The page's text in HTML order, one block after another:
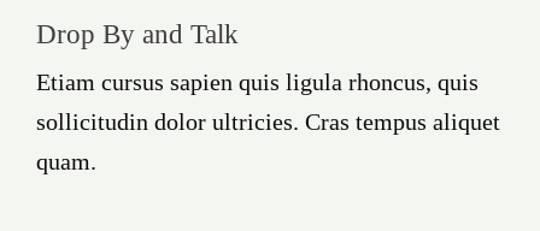
Drop By and Talk
Etiam cursus sapien quis ligula rhoncus, quis
sollicitudin dolor ultricies. Cras tempus aliquet
quam.